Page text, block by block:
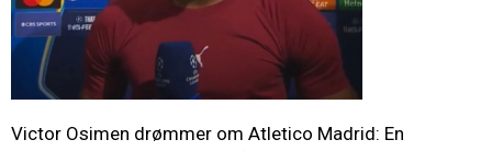
Victor Osimen drømmer om Atletico Madrid: En